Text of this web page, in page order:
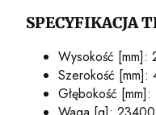
SPECYFIKACJA
Wysokość [mm]:
Szerokość [mm]:
Głębokość